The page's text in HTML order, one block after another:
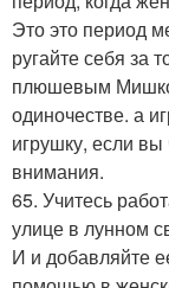
Это это период
ругайте себя за
плюшевым
одиночестве. а
игрушку, если вы
внимания.
65. Учитесь
улице в лунном
И и добавляйте